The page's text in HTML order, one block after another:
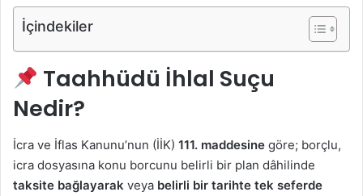
İçindekiler
Taahhüdü İhlal Suçu
Nedir?
İcra ve İflas Kanunu’nun (İİK) 111. maddesine göre; borçlu,
icra dosyasına konu borcunu belirli bir plan dâhilinde
taksite bağlayarak veya belirli bir tarihte tek seferde